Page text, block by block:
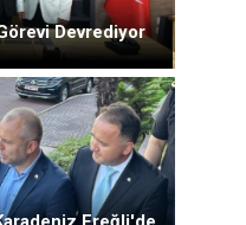
Devrediyor